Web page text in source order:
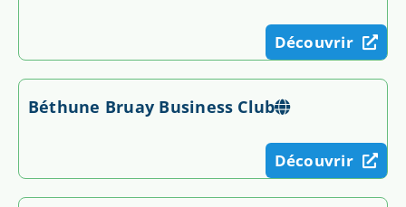
Découvrir
Béthune Bruay Business Club
Découvrir